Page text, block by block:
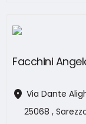
Facchini
location_on Via Dante
25068 ,